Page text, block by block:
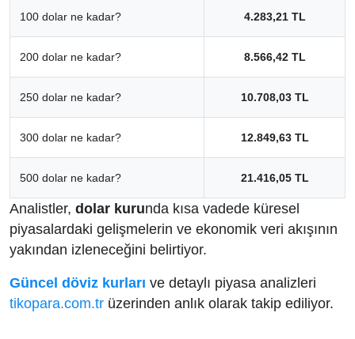
100 dolar ne kadar? 4.283,21 TL
200 dolar ne kadar? 8.566,42 TL
250 dolar ne kadar? 10.708,03 TL
300 dolar ne kadar? 12.849,63 TL
500 dolar ne kadar? 21.416,05 TL
Analistler, dolar kurunda kısa vadede küresel
piyasalardaki gelişmelerin ve ekonomik veri akışının
yakından izleneceğini belirtiyor.
Güncel döviz kurları ve detaylı piyasa analizleri
tikopara.com.tr üzerinden anlık olarak takip ediliyor.